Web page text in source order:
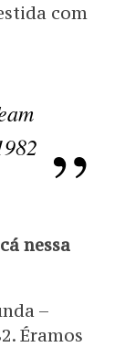
com
nessa
–
Éramos